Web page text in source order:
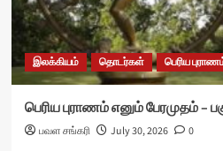
இலக்கியம் தொடர்கள் பெரிய
பெரிய புராணம் எனும் பேரமுதம் –
பவள சங்கரி July 30, 2026 0